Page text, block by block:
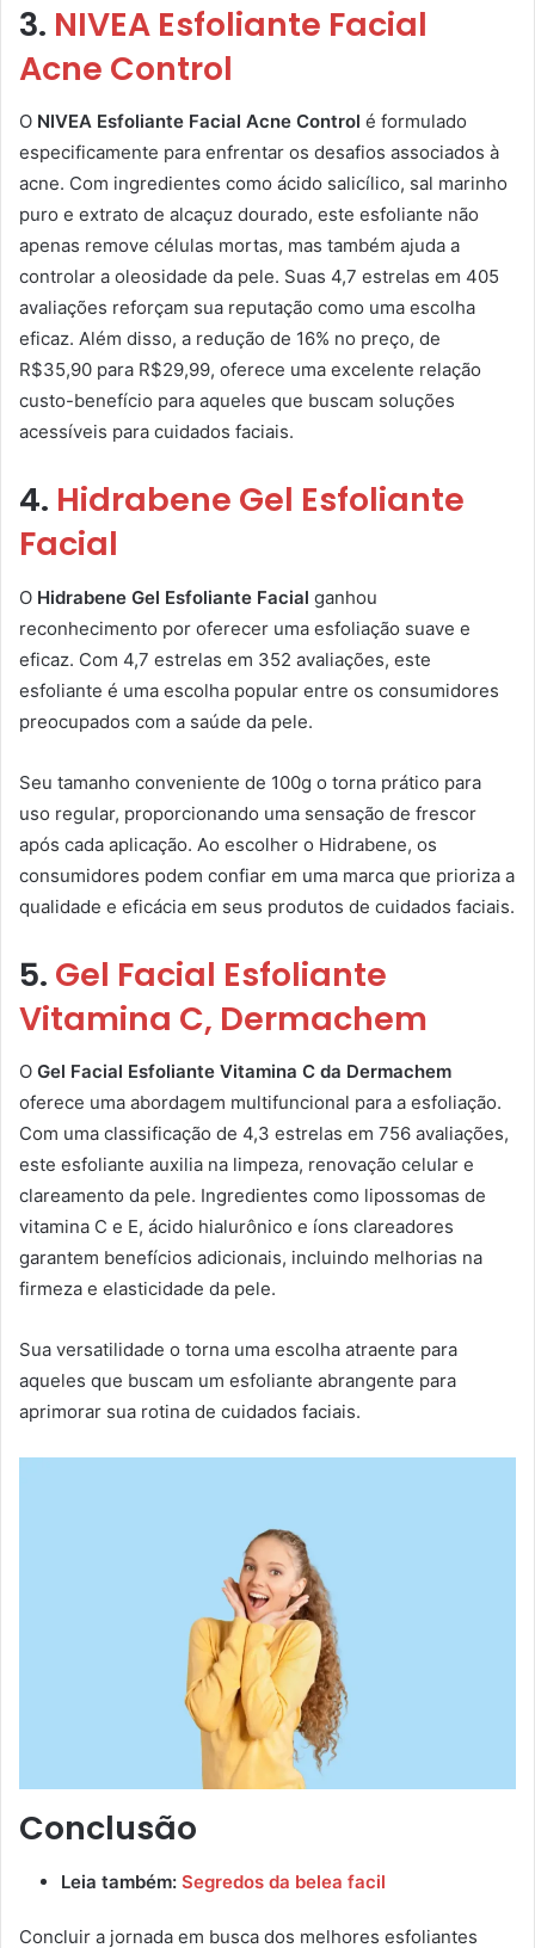
3. NIVEA Esfoliante Facial
Acne Control
O NIVEA Esfoliante Facial Acne Control é formulado
especificamente para enfrentar os desafios associados à
acne. Com ingredientes como ácido salicílico, sal marinho
puro e extrato de alcaçuz dourado, este esfoliante não
apenas remove células mortas, mas também ajuda a
controlar a oleosidade da pele. Suas 4,7 estrelas em 405
avaliações reforçam sua reputação como uma escolha
eficaz. Além disso, a redução de 16% no preço, de
R$35,90 para R$29,99, oferece uma excelente relação
custo-benefício para aqueles que buscam soluções
acessíveis para cuidados faciais.
4. Hidrabene Gel Esfoliante
Facial
O Hidrabene Gel Esfoliante Facial ganhou
reconhecimento por oferecer uma esfoliação suave e
eficaz. Com 4,7 estrelas em 352 avaliações, este
esfoliante é uma escolha popular entre os consumidores
preocupados com a saúde da pele.
Seu tamanho conveniente de 100g o torna prático para
uso regular, proporcionando uma sensação de frescor
após cada aplicação. Ao escolher o Hidrabene, os
consumidores podem confiar em uma marca que prioriza a
qualidade e eficácia em seus produtos de cuidados faciais.
5. Gel Facial Esfoliante
Vitamina C, Dermachem
O Gel Facial Esfoliante Vitamina C da Dermachem
oferece uma abordagem multifuncional para a esfoliação.
Com uma classificação de 4,3 estrelas em 756 avaliações,
este esfoliante auxilia na limpeza, renovação celular e
clareamento da pele. Ingredientes como lipossomas de
vitamina C e E, ácido hialurônico e íons clareadores
garantem benefícios adicionais, incluindo melhorias na
firmeza e elasticidade da pele.
Sua versatilidade o torna uma escolha atraente para
aqueles que buscam um esfoliante abrangente para
aprimorar sua rotina de cuidados faciais.
Conclusão
Leia também: Segredos da belea facil
Concluir a jornada em busca dos melhores esfoliantes